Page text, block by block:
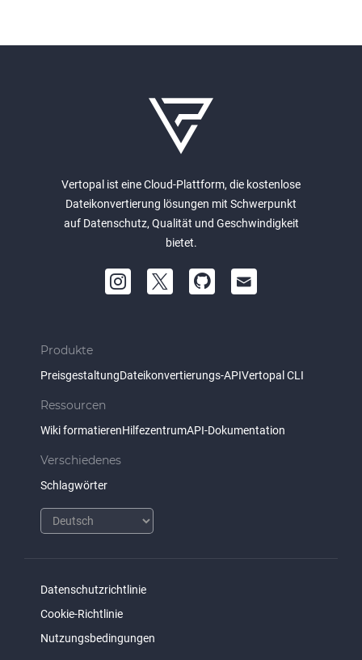
Vertopal ist eine Cloud-Plattform, die kostenlose
Dateikonvertierung lösungen mit Schwerpunkt
auf Datenschutz, Qualität und Geschwindigkeit
bietet.
Produkte
PreisgestaltungDateikonvertierungs-APIVertopal CLI
Ressourcen
Wiki formatierenHilfezentrumAPI-Dokumentation
Verschiedenes
Schlagwörter
Datenschutzrichtlinie
Cookie-Richtlinie
Nutzungsbedingungen